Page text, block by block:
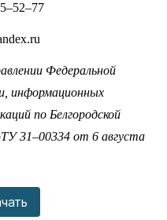
Федеральной
информационных
по Белгородской
31–00334 от 6 августа